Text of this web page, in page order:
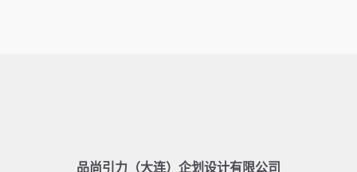
品尚引力（大连）企划设计有限公司